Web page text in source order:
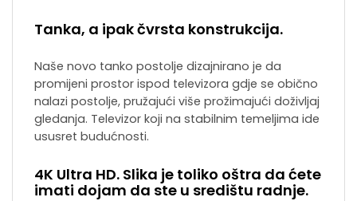
Tanka, a ipak čvrsta konstrukcija.
Naše novo tanko postolje dizajnirano je da
promijeni prostor ispod televizora gdje se obično
nalazi postolje, pružajući više prožimajući doživljaj
gledanja. Televizor koji na stabilnim temeljima ide
ususret budućnosti.
4K Ultra HD. Slika je toliko oštra da ćete
imati dojam da ste u središtu radnje.